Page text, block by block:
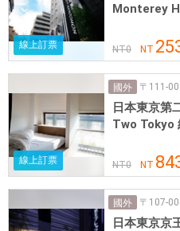
線上訂票
Monterey
NT0 NT
線上訂票
國外 〒111-
日本東京
Two Tokyo
NT0 NT
國外 〒107-
日本東京京